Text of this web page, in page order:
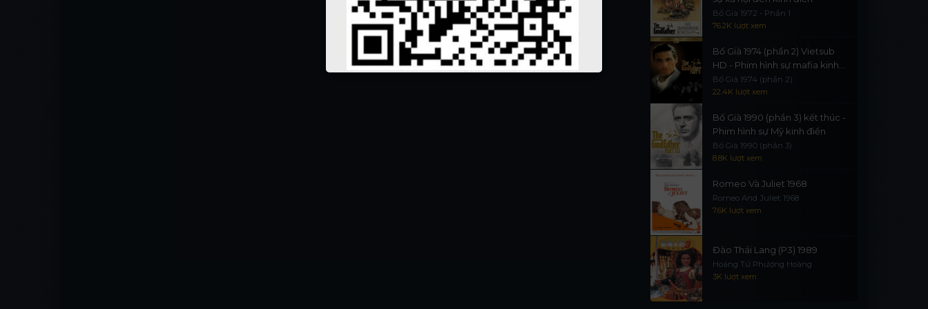
Bố Già 1972 - Phần 1
76.2K lượt xem
Bố Già 1974 (phần 2) Vietsub
HD - Phim hình sự mafia kinh
điển
Bố Già 1974 (phần 2)
22.4K lượt xem
Bố Già 1990 (phần 3) kết thúc -
Phim hình sự Mỹ kinh điển
Bố Già 1990 (phần 3)
8.8K lượt xem
Romeo Và Juliet 1968
Romeo And Juliet 1968
7.6K lượt xem
Đào Thái Lang (P3) 1989
Hoàng Tử Phượng Hoàng
3K lượt xem